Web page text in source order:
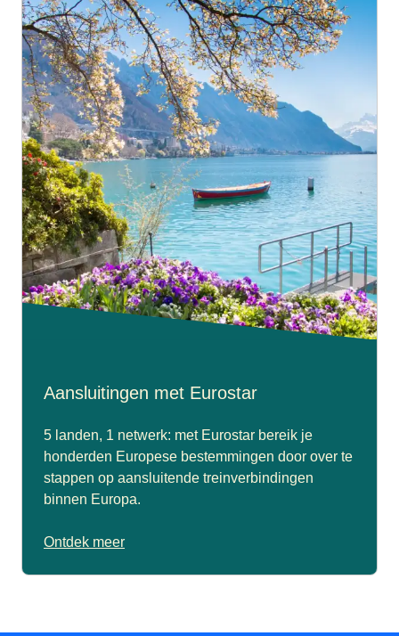
Aansluitingen met Eurostar
5 landen, 1 netwerk: met Eurostar bereik je
honderden Europese bestemmingen door over te
stappen op aansluitende treinverbindingen
binnen Europa.
Ontdek meer